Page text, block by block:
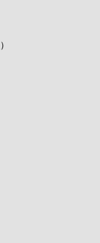
）